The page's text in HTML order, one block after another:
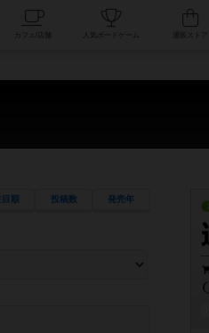
人気ボー
目順 投稿数 発売年
指定することができます。マニュアルを読
ムシステムを理解できるよう、中世ファ
アシステムです。主にボードゲームに慣れ